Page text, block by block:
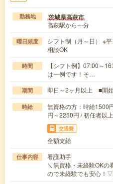
勤務地 茨城県高萩市
高萩駅から---分
曜日頻度
シフト制（月～日） ※
相談OK
時間
【シフト例】07:00～
は一例です！そ…
期間 即日～2ヶ月以上 ■開始
時給
無資格の方：時給1500
円～2250円 / 初任者以
交通費
全額支給
仕事内容
看護助手
＼無資格・未経験OKの
ので未経験でも安心